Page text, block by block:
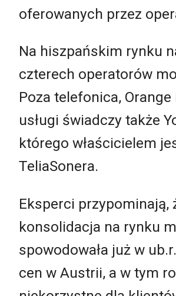
oferowanych przez
Na hiszpańskim rynku
czterech operatorów
Poza telefonica,
usługi świadczy także
którego właścicielem
TeliaSonera.
Eksperci przypominają,
konsolidacja na rynku
spowodowała już w
cen w Austrii, a w tym